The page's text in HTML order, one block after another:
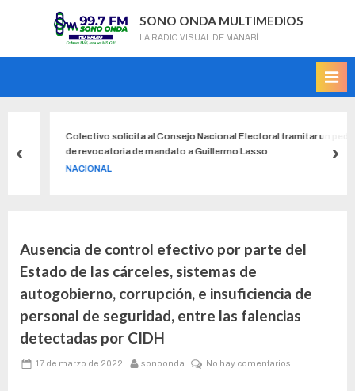
SONO ONDA MULTIMEDIOS
LA RADIO VISUAL DE MANABÍ
Colectivo solicita al Consejo Nacional Electoral tramitar un pedido
de revocatoria de mandato a Guillermo Lasso
NACIONAL
Ausencia de control efectivo por parte del
Estado de las cárceles, sistemas de
autogobierno, corrupción, e insuficiencia de
personal de seguridad, entre las falencias
detectadas por CIDH
17 de marzo de 2022 sonoonda No hay comentarios